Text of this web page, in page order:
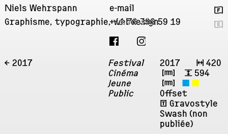
Niels Wehrspann
Graphisme, typographie, webdesign
+41 76 396 59 19
e-mail
🇫
🇬
← 2017
Festival
Cinéma
Jeune
Public
2017 ↔ 420
㎜
↕ 594
㎜
◼ ◼
Offset
ʧ Gravostyle
Swash (non
publiée)